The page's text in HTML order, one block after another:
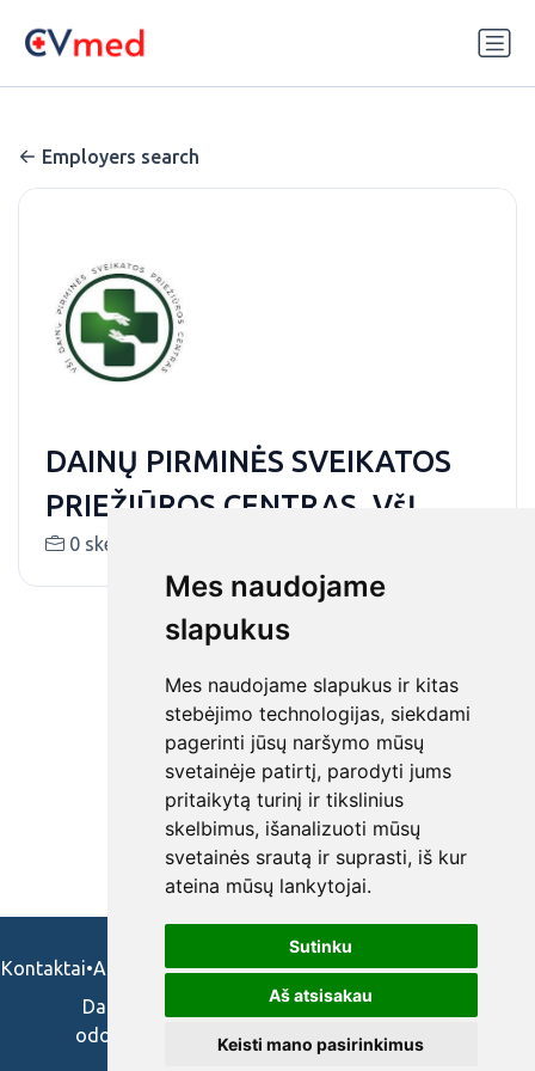
Mes naudojame
slapukus
Mes naudojame slapukus ir kitas
stebėjimo technologijas, siekdami
pagerinti jūsų naršymo mūsų
svetainėje patirtį, parodyti jums
pritaikytą turinį ir tikslinius
skelbimus, išanalizuoti mūsų
svetainės srautą ir suprasti, iš kur
ateina mūsų lankytojai.
Sutinku
Aš atsisakau
Keisti mano pasirinkimus
Employers search
DAINŲ PIRMINĖS SVEIKATOS
PRIEŽIŪROS CENTRAS, VšĮ
0 skelbimai (-ų)
Kontaktai•Apie mus•Naudojimosi taisykės•Privatumo politika
Darbo skelbimai ir pasiūlymai: gydytojams,
odontologams, slaugytojams, veterinarams,